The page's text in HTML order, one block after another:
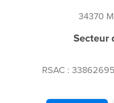
34370
Secteur
RSAC :